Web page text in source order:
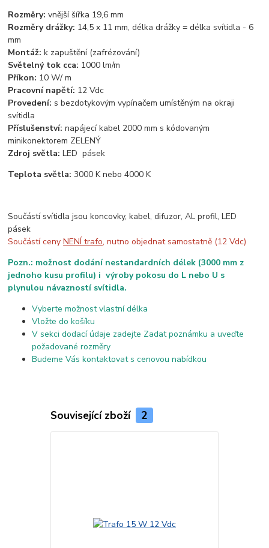
Rozměry: vnější šířka 19,6 mm
Rozměry drážky: 14,5 x 11 mm, délka drážky = délka svítidla - 6
mm
Montáž: k zapuštění (zafrézování)
Světelný tok cca: 1000 lm/m
Příkon: 10 W/ m
Pracovní napětí: 12 Vdc
Provedení: s bezdotykovým vypínačem umístěným na okraji
svítidla
Příslušenství:napájecí kabel 2000 mm s kódovaným
minikonektorem ZELENÝ
Zdroj světla:LED pásek
Teplota světla:3000 K nebo 4000 K
Součástí svítidla jsou koncovky, kabel, difuzor, AL profil, LED
pásek
Součástí cenyNENÍ trafo, nutno objednat samostatně (12 Vdc)
Pozn.: možnost dodání nestandardních délek (3000 mm z
jednoho kusu profilu) i výroby pokosu do L nebo U s
plynulou návazností svítidla.
Vyberte možnost vlastní délka
Vložte do košíku
V sekci dodací údaje zadejte Zadat poznámku a uveďte
požadované rozměry
Budeme Vás kontaktovat s cenovou nabídkou
Související zboží 2